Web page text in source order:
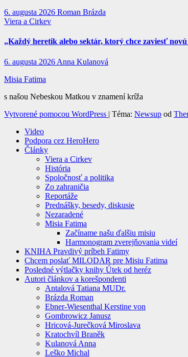
6. augusta 2026 Roman Brázda
Viera a Cirkev
„Každý heretik alebo sektár, ktorý chce zaviesť
6. augusta 2026 Anna Kulanová
Misia Fatima
s našou Nebeskou Matkou v znamení kríža
Vytvorené pomocou WordPress | Téma: Newsup od
Video
Podpora cez HeroHero
Články
Viera a Cirkev
História
Spoločnosť a politika
Zo zahraničia
Reportáže
Prednášky, besedy, diskusie
Nezaradené
Misia Fatima
Začíname našu ďalšiu misiu
Harmonogram zverejňovania videí
KNIHA Pravdivý príbeh Fatimy
Chcem poslať MILODAR pre Misiu Fatima
Posledné výtlačky knihy Útek od heréz
Autori článkov a korešpondenti
Antalová Tatiana MUDr.
Brázda Roman
Ebner-Wiesenthal Kerstine von
Gombrowicz Janusz
Hricová-Jurečková Miroslava
Kratochvíl Braněk
Kulanová Anna
Leško Michal